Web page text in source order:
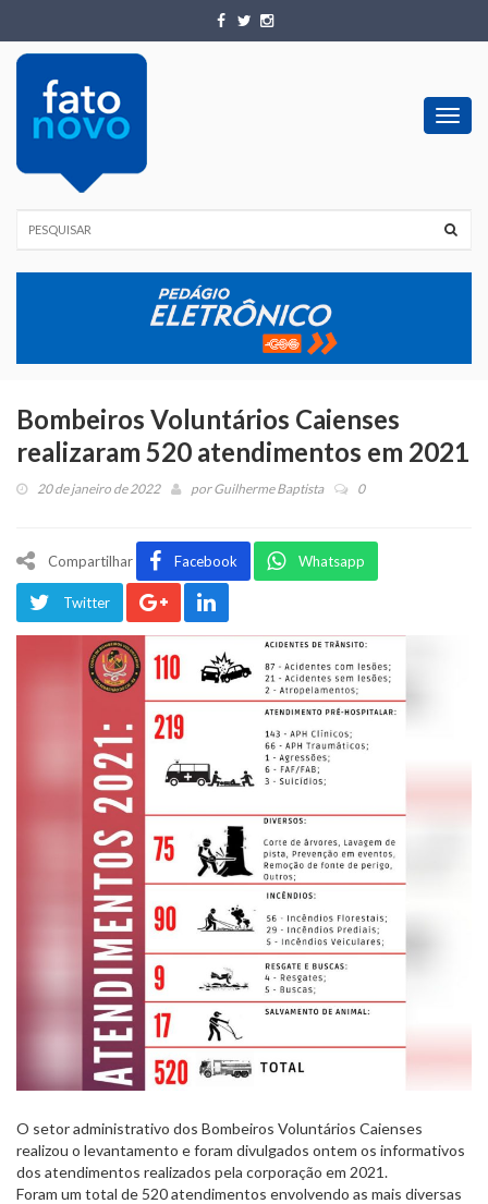
Bombeiros Voluntários Caienses
realizaram 520 atendimentos em 2021
20 de janeiro de 2022 porGuilherme Baptista 0
Compartilhar Facebook Whatsapp
Twitter
O setor administrativo dos Bombeiros Voluntários Caienses
realizou o levantamento e foram divulgados ontem os informativos
dos atendimentos realizados pela corporação em 2021.
Foram um total de 520 atendimentos envolvendo as mais diversas